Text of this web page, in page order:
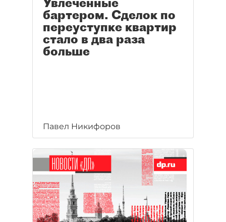
бартером. Сделок по
переуступке квартир
стало в два раза
больше
Павел Никифоров